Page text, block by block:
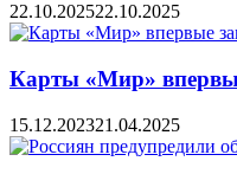
22.10.202522.10.2025
Карты «Мир»
15.12.202321.04.2025